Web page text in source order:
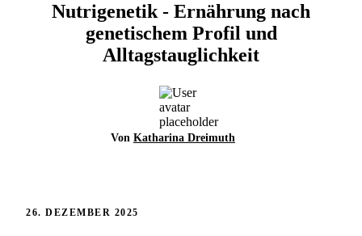
Nutrigenetik - Ernährung nach
genetischem Profil und
Alltagstauglichkeit
Von Katharina Dreimuth
26. DEZEMBER 2025